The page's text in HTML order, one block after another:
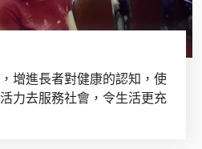
增進長者對健康的認知，使
力去服務社會，令生活更充